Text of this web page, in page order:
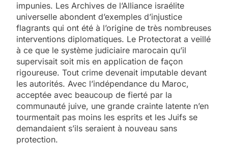
impunies. Les Archives de l’Alliance israélite
universelle abondent d’exemples d’injustice
flagrants qui ont été à l’origine de très nombreuses
interventions diplomatiques. Le Protectorat a veillé
à ce que le système judiciaire marocain qu’il
supervisait soit mis en application de façon
rigoureuse. Tout crime devenait imputable devant
les autorités. Avec l’indépendance du Maroc,
acceptée avec beaucoup de fierté par la
communauté juive, une grande crainte latente n’en
tourmentait pas moins les esprits et les Juifs se
demandaient s’ils seraient à nouveau sans
protection.